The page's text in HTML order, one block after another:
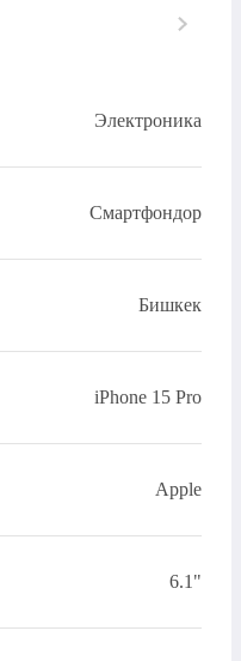
Электроника
Смартфондор
Бишкек
iPhone 15 Pro
Apple
6.1"